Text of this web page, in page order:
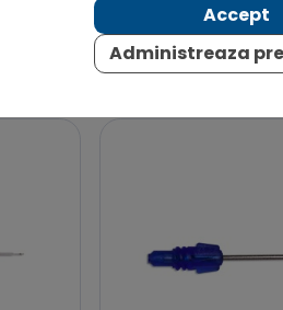
Accept
Administreaza